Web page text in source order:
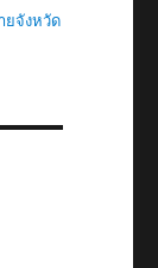
ยจังหวัด